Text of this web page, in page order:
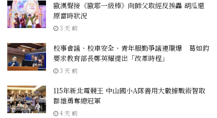
歐漢聲接《歐耶一級棒》向師父取經反挨轟 胡瓜還
原當時狀況
3 天 前
校事會議、校車安全、青年服勤爭議連環爆 葛如鈞
要求教育部長鄭英耀提出「改革時程」
3 天 前
115年新北電競王 中山國小A隊善用大數據戰術智取
群雄勇奪總冠軍
4 天 前